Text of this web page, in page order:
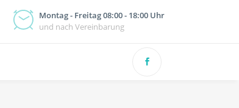
Montag - Freitag 08:00 - 18:00 Uhr
und nach Vereinbarung